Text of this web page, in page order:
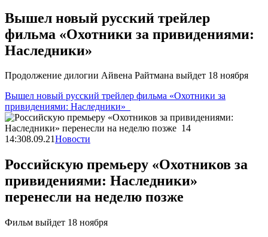
Вышел новый русский трейлер
фильма «Охотники за привидениями:
Наследники»
Продолжение дилогии Айвена Райтмана выйдет 18 ноября
Вышел новый русский трейлер фильма «Охотники за
привидениями: Наследники»
14:308.09.21Новости
Российскую премьеру «Охотников за
привидениями: Наследники»
перенесли на неделю позже
Фильм выйдет 18 ноября